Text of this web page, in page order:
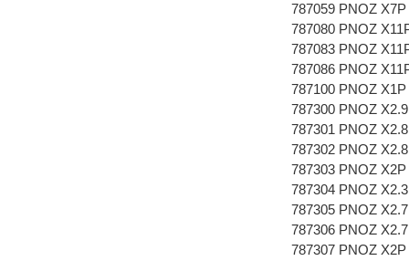
787059 PNOZ
787080 PNOZ
787083 PNOZ
787086 PNOZ
787100 PNOZ
787300 PNOZ
787301 PNOZ
787302 PNOZ
787303 PNOZ
787304 PNOZ
787305 PNOZ
787306 PNOZ
787307 PNOZ